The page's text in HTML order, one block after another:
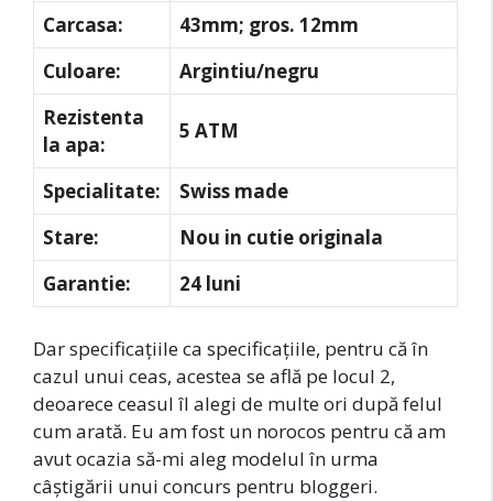
Carcasa:
43mm; gros. 12mm
Culoare:
Argintiu/negru
Rezistenta
la apa:
5 ATM
Specialitate:
Swiss made
Stare:
Nou in cutie originala
Garantie:
24 luni
Dar specificațiile ca specificațiile, pentru că în
cazul unui ceas, acestea se află pe locul 2,
deoarece ceasul îl alegi de multe ori după felul
cum arată. Eu am fost un norocos pentru că am
avut ocazia să-mi aleg modelul în urma
câştigării unui concurs pentru bloggeri.